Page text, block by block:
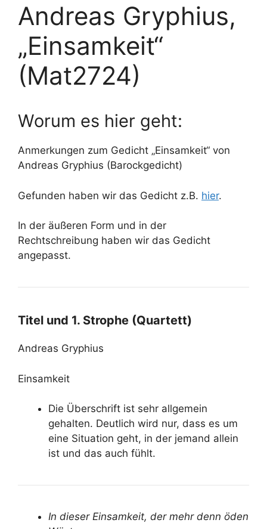
Andreas Gryphius,
„Einsamkeit“
(Mat2724)
Worum es hier geht:
Anmerkungen zum Gedicht „Einsamkeit“ von
Andreas Gryphius (Barockgedicht)
Gefunden haben wir das Gedicht z.B. hier.
In der äußeren Form und in der
Rechtschreibung haben wir das Gedicht
angepasst.
Titel und 1. Strophe (Quartett)
Andreas Gryphius
Einsamkeit
Die Überschrift ist sehr allgemein
gehalten. Deutlich wird nur, dass es um
eine Situation geht, in der jemand allein
ist und das auch fühlt.
In dieser Einsamkeit, der mehr denn öden